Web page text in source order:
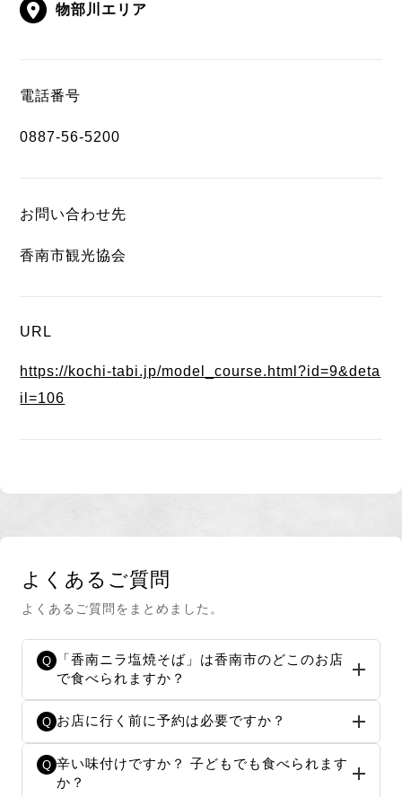
物部川エリア
電話番号
0887-56-5200
お問い合わせ先
香南市観光協会
URL
https://kochi-tabi.jp/model_course.html?id=9&deta
il=106
よくあるご質問
よくあるご質問をまとめました。
Q
「香南ニラ塩焼そば」は香南市のどこのお店
で食べられますか？
Q お店に行く前に予約は必要ですか？
Q 辛い味付けですか？ 子どもでも食べられます
か？